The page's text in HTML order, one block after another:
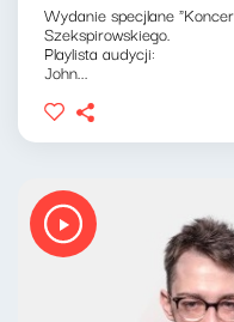
Wydanie specjlane
Szekspirowskiego.
Playlista audycji:
John...